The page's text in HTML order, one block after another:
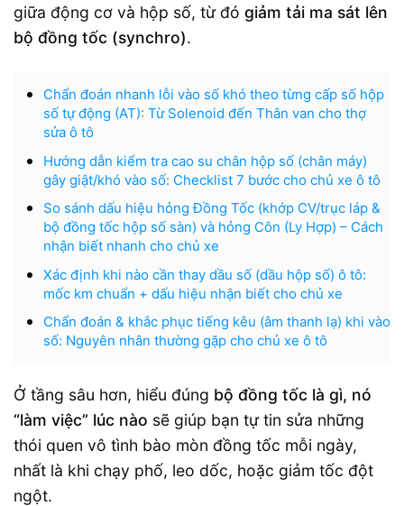
giữa động cơ và hộp số, từ đó giảm tải ma sát lên
bộ đồng tốc (synchro).
Chẩn đoán nhanh lỗi vào số khó theo từng cấp số hộp
số tự động (AT): Từ Solenoid đến Thân van cho thợ
sửa ô tô
Hướng dẫn kiểm tra cao su chân hộp số (chân máy)
gây giật/khó vào số: Checklist 7 bước cho chủ xe ô tô
So sánh dấu hiệu hỏng Đồng Tốc (khớp CV/trục láp &
bộ đồng tốc hộp số sàn) và hỏng Côn (Ly Hợp) – Cách
nhận biết nhanh cho chủ xe
Xác định khi nào cần thay dầu số (dầu hộp số) ô tô:
mốc km chuẩn + dấu hiệu nhận biết cho chủ xe
Chẩn đoán & khắc phục tiếng kêu (âm thanh lạ) khi vào
số: Nguyên nhân thường gặp cho chủ xe ô tô
Ở tầng sâu hơn, hiểu đúng bộ đồng tốc là gì, nó
“làm việc” lúc nào sẽ giúp bạn tự tin sửa những
thói quen vô tình bào mòn đồng tốc mỗi ngày,
nhất là khi chạy phố, leo dốc, hoặc giảm tốc đột
ngột.